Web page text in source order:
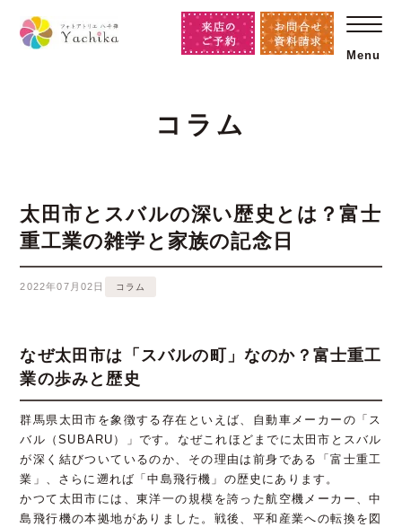
Menu
コラム
太田市とスバルの深い歴史とは？富士
重工業の雑学と家族の記念日
2022年07月02日 コラム
なぜ太田市は「スバルの町」なのか？富士重工
業の歩みと歴史
群馬県太田市を象徴する存在といえば、自動車メーカーの「ス
バル（SUBARU）」です。なぜこれほどまでに太田市とスバル
が深く結びついているのか、その理由は前身である「富士重工
業」、さらに遡れば「中島飛行機」の歴史にあります。
かつて太田市には、東洋一の規模を誇った航空機メーカー、中
島飛行機の本拠地がありました。戦後、平和産業への転換を図